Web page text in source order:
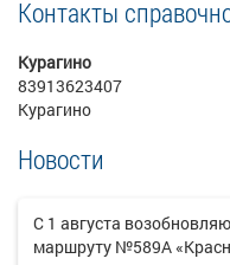
Контакты
Курагино
83913623407
Курагино
Новости
С 1 августа
маршруту №589А